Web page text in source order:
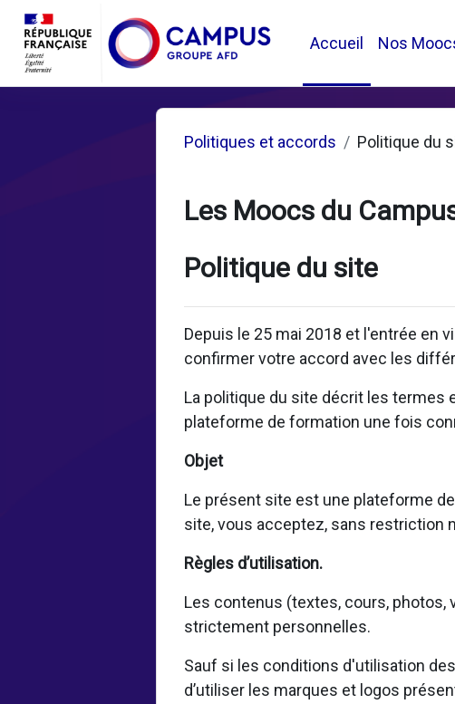
Passer au contenu principal
Accueil
Nos
Politiques et accords Politique du
Les Moocs du
Politique du site
Depuis le 25 mai 2018 et l'entrée en
confirmer votre accord avec les
La politique du site décrit les termes
plateforme de formation une fois
Objet
Le présent site est une plateforme
site, vous acceptez, sans restriction
Règles d’utilisation.
Les contenus (textes, cours, photos,
strictement personnelles.
Sauf si les conditions d'utilisation
d’utiliser les marques et logos